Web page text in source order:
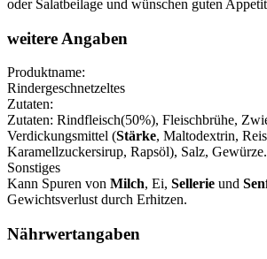
oder Salatbeilage und wünschen guten
weitere Angaben
Produktname:
Rindergeschnetzeltes
Zutaten:
Zutaten: Rindfleisch(50%), Fleischbrühe,
Verdickungsmittel (Stärke, Maltodextrin,
Karamellzuckersirup, Rapsöl), Salz, Gewürze.
Sonstiges
Kann Spuren von Milch, Ei, Sellerie und
Gewichtsverlust durch Erhitzen.
Nährwertangaben